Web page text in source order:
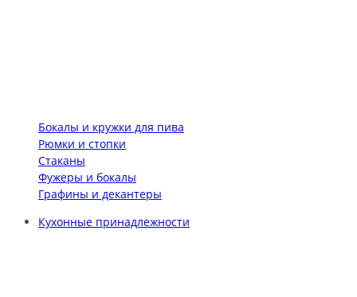
Бокалы и кружки для пива
Рюмки и стопки
Стаканы
Фужеры и бокалы
Графины и декантеры
Кухонные принадлежности